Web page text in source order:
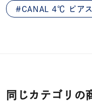
CANAL 4℃ ピアス
同じカテゴリの